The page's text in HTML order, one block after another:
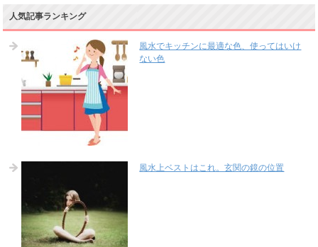
人気記事ランキング
風水でキッチンに最適な色、使ってはいけ
ない色
風水上ベストはこれ。玄関の鏡の位置